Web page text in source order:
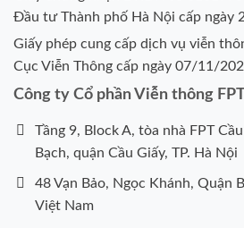
Đầu tư Thành phố Hà Nội cấp ngày
Giấy phép cung cấp dịch vụ viễn
Cục Viễn Thông cấp ngày 07/11/
Công ty Cổ phần Viễn thông
Tầng 9, Block A, tòa nhà FPT
Bạch, quận Cầu Giấy, TP. Hà Nội
48 Vạn Bảo, Ngọc Khánh, Quận
Việt Nam